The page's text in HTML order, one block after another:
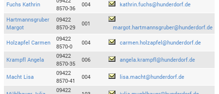
Fuchs Kathrin
8570-36
004 kathrin.fuchs@hunderdorf.de
Hartmannsgruber
Margot
09422
8570-29
001
margot.hartmannsgruber@hunderdorf.de
Holzapfel Carmen
09422
8570-0
004 carmen.holzapfel@hunderdorf.de
Krampfl Angela
09422
8570-35
006 angela.krampfl@hunderdorf.de
Macht Lisa
09422
8570-41
004 lisa.macht@hunderdorf.de
09422